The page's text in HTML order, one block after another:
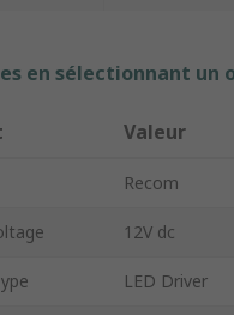
en sélectionnant un
Valeur
Recom
12V dc
LED Driver